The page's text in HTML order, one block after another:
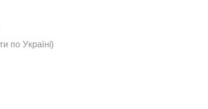
по Україні)